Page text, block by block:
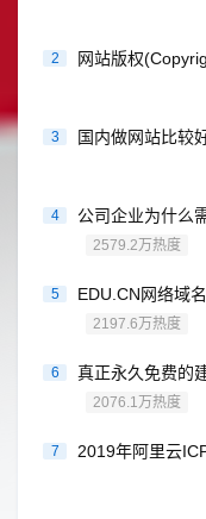
2 网站版权
3 国内做网站比较
4 公司企业为什么
2579.2万热度
5 EDU.CN网络域
2197.6万热度
6 真正永久免费的
2076.1万热度
7 2019年阿里云